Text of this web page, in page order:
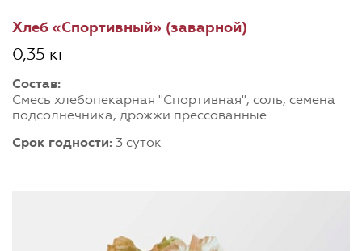
Хлеб «Спортивный» (заварной)
0,35 кг
Состав:
Смесь хлебопекарная "Спортивная", соль, семена
подсолнечника, дрожжи прессованные.
Срок годности: 3 суток